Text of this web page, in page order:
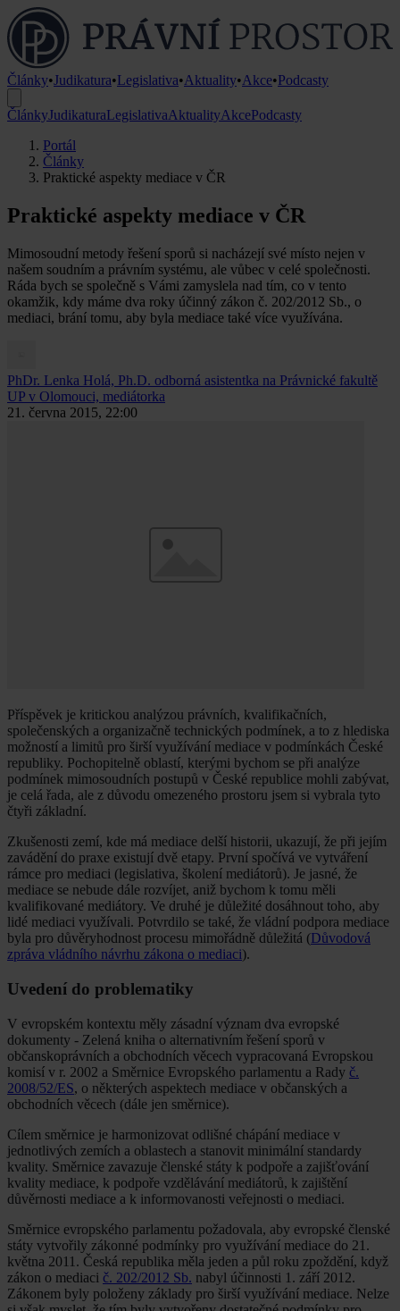
Články•Judikatura•Legislativa•Aktuality•Akce•Podcasty
ČlánkyJudikaturaLegislativaAktualityAkcePodcasty
Portál
Články
Praktické aspekty mediace v ČR
Praktické aspekty mediace v ČR
Mimosoudní metody řešení sporů si nacházejí své místo nejen v
našem soudním a právním systému, ale vůbec v celé společnosti.
Ráda bych se společně s Vámi zamyslela nad tím, co v tento
okamžik, kdy máme dva roky účinný zákon č. 202/2012 Sb., o
mediaci, brání tomu, aby byla mediace také více využívána.
PhDr. Lenka Holá, Ph.D. odborná asistentka na Právnické fakultě
UP v Olomouci, mediátorka
21. června 2015, 22:00
Příspěvek je kritickou analýzou právních, kvalifikačních,
společenských a organizačně technických podmínek, a to z hlediska
možností a limitů pro širší využívání mediace v podmínkách České
republiky. Pochopitelně oblastí, kterými bychom se při analýze
podmínek mimosoudních postupů v České republice mohli zabývat,
je celá řada, ale z důvodu omezeného prostoru jsem si vybrala tyto
čtyři základní.
Zkušenosti zemí, kde má mediace delší historii, ukazují, že při jejím
zavádění do praxe existují dvě etapy. První spočívá ve vytváření
rámce pro mediaci (legislativa, školení mediátorů). Je jasné, že
mediace se nebude dále rozvíjet, aniž bychom k tomu měli
kvalifikované mediátory. Ve druhé je důležité dosáhnout toho, aby
lidé mediaci využívali. Potvrdilo se také, že vládní podpora mediace
byla pro důvěryhodnost procesu mimořádně důležitá (Důvodová
zpráva vládního návrhu zákona o mediaci).
Uvedení do problematiky
V evropském kontextu měly zásadní význam dva evropské
dokumenty - Zelená kniha o alternativním řešení sporů v
občanskoprávních a obchodních věcech vypracovaná Evropskou
komisí v r. 2002 a Směrnice Evropského parlamentu a Rady č.
2008/52/ES, o některých aspektech mediace v občanských a
obchodních věcech (dále jen směrnice).
Cílem směrnice je harmonizovat odlišné chápání mediace v
jednotlivých zemích a oblastech a stanovit minimální standardy
kvality. Směrnice zavazuje členské státy k podpoře a zajišťování
kvality mediace, k podpoře vzdělávání mediátorů, k zajištění
důvěrnosti mediace a k informovanosti veřejnosti o mediaci.
Směrnice evropského parlamentu požadovala, aby evropské členské
státy vytvořily zákonné podmínky pro využívání mediace do 21.
května 2011. Česká republika měla jeden a půl roku zpoždění, když
zákon o mediaci č. 202/2012 Sb. nabyl účinnosti 1. září 2012.
Zákonem byly položeny základy pro širší využívání mediace. Nelze